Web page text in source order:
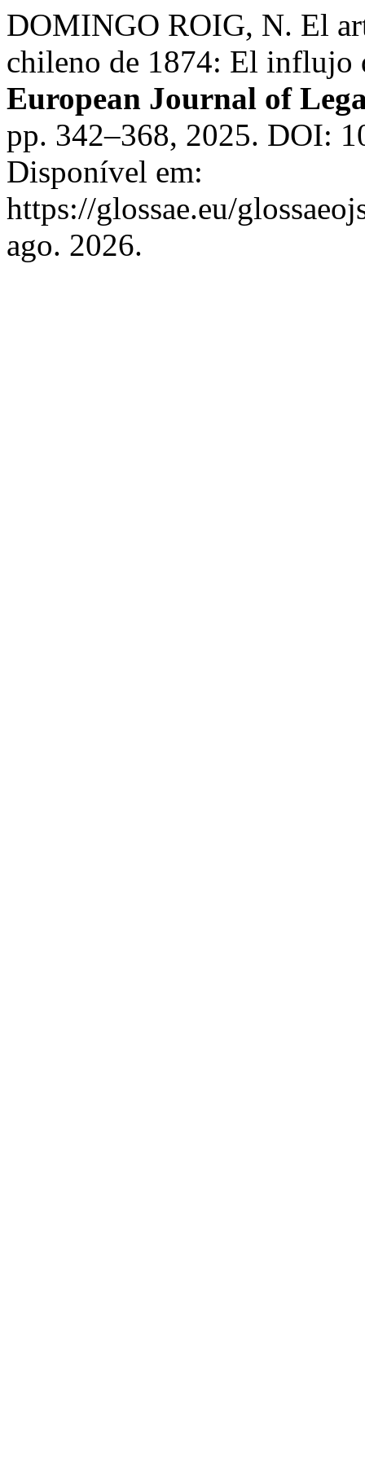
DOMINGO ROIG, N. El
chileno de 1874: El influjo
European Journal of
pp. 342–368, 2025. DOI:
Disponível em:
https://glossae.eu/
ago. 2026.